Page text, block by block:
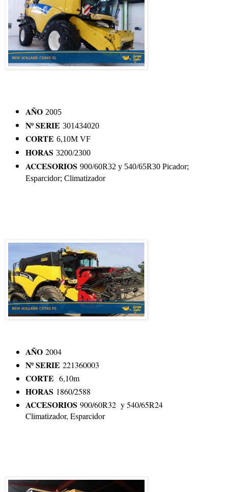
AÑO 2005
Nº SERIE 301434020
CORTE 6,10M VF
HORAS 3200/2300
ACCESORIOS 900/60R32 y 540/65R30 Picador;
Esparcidor; Climatizador
AÑO 2004
Nº SERIE 221360003
CORTE 6,10m
HORAS 1860/2588
ACCESORIOS 900/60R32 y 540/65R24
Climatizador, Esparcidor